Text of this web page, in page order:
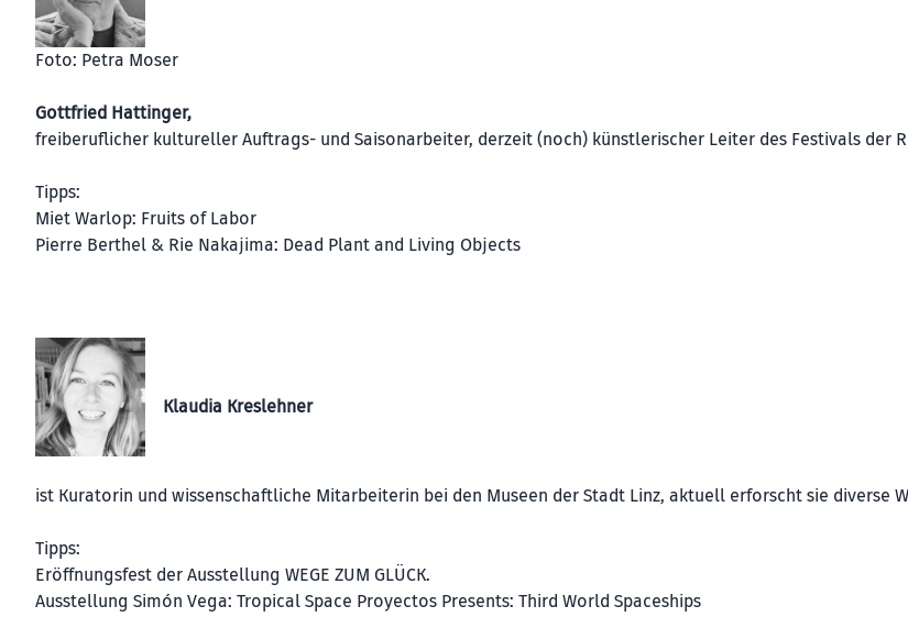
Foto: Petra Moser
Gottfried Hattinger,
freiberuflicher kultureller Auftrags- und Saisonarbeiter, derzeit (noch) künstlerischer Leiter des Festivals der
Tipps:
Miet Warlop: Fruits of Labor
Pierre Berthel & Rie Nakajima: Dead Plant and Living Objects
Klaudia Kreslehner
ist Kuratorin und wissenschaftliche Mitarbeiterin bei den Museen der Stadt Linz, aktuell erforscht sie diverse
Tipps:
Eröffnungsfest der Ausstellung WEGE ZUM GLÜCK.
Ausstellung Simón Vega: Tropical Space Proyectos Presents: Third World Spaceships